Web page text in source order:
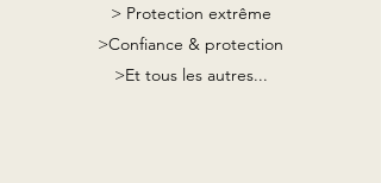
> Protection extrême
>Confiance & protection
>Et tous les autres...